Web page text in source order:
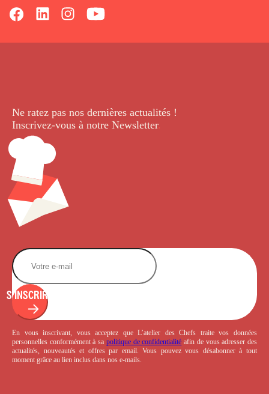
Ne ratez pas nos dernières actualités !
Inscrivez-vous à notre Newsletter.
S'INSCRIRE
En vous inscrivant, vous acceptez que L’atelier des Chefs traite vos données
personnelles conformément à sa politique de confidentialité afin de vous adresser des
actualités, nouveautés et offres par email. Vous pouvez vous désabonner à tout
moment grâce au lien inclus dans nos e-mails.